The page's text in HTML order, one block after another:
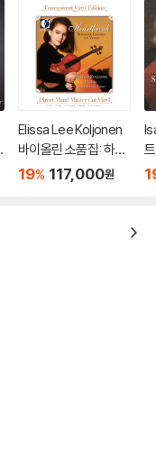
Elissa Lee Koljonen
바이올린 소품집: 하트
브레이크 (Heartbrea
19% 117,000원